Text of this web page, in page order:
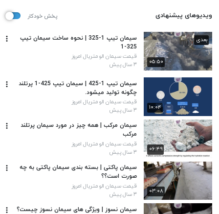
ویدیوهای پیشنهادی پخش خودکار
۰۵:۵۰
بعدی
سیمان تیپ 1-325 | نحوه ساخت سیمان تیپ
325-1
قیمت سیمان الو متریال امروز
۳ سال پیش
۱۰:۰۴
سیمان تیپ 1-425 | سیمان تیپ 425-1 پرتلند
چگونه تولید میشود.
قیمت سیمان الو متریال امروز
۳ سال پیش
۰۶:۴۹
سیمان مرکب | همه چیز در مورد سیمان پرتلند
مرکب
قیمت سیمان الو متریال امروز
۳ سال پیش
۰۳:۰۸
سیمان پاکتی | بسته بندی سیمان پاکتی به چه
صورت است؟؟
قیمت سیمان الو متریال امروز
۳ سال پیش
سیمان نسوز | ویژگی های سیمان نسوز چیست؟